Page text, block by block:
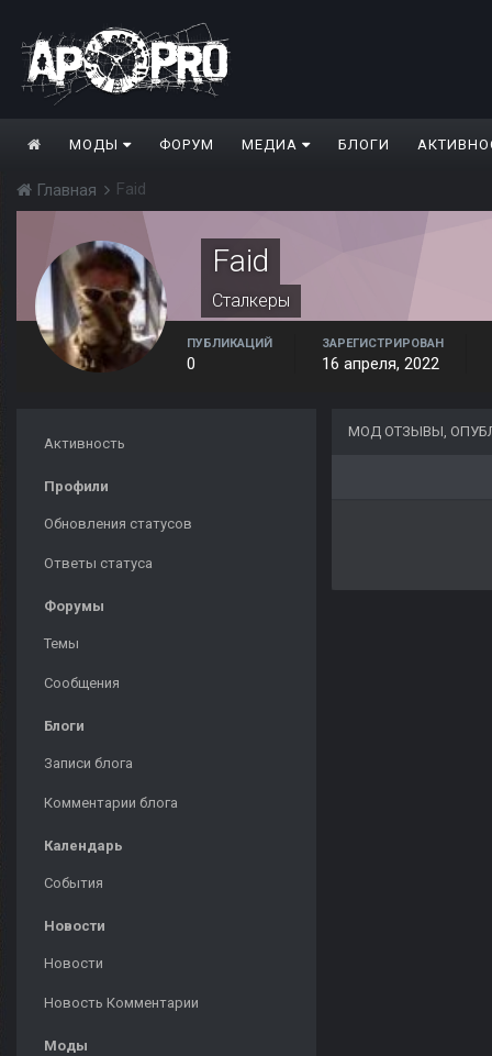
МОДЫ ФОРУМ МЕДИА БЛОГИ
Главная Faid
Faid
Сталкеры
ПУБЛИКАЦИЙ
0
ЗАРЕГИСТРИРОВАН
16 апреля, 2022
Активность
Профили
Обновления статусов
Ответы статуса
Форумы
Темы
Сообщения
Блоги
Записи блога
Комментарии блога
Календарь
События
Новости
Новости
Новость Комментарии
Моды
МОД ОТЗЫВЫ,